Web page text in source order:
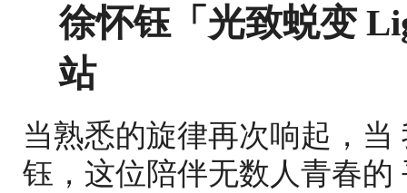
徐怀钰「光致蜕变
站
当熟悉的旋律再次响起，
钰，这位陪伴无数人青春